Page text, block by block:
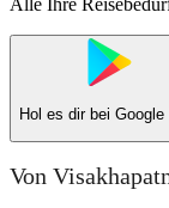
Hol es dir bei Google
Von